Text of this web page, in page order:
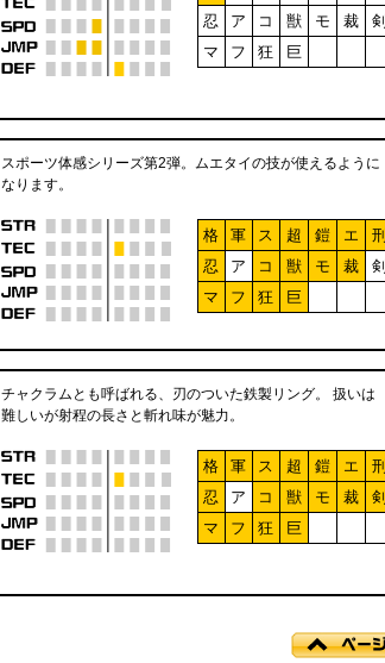
忍
ア コ 獣 モ 裁 剣
マ
フ 狂 巨
スポーツ体感シリーズ第2弾。ムエタイの技が使えるように
なります。
格 軍 ス 超 鎧 エ 刑
忍
ア コ 獣 モ 裁 剣
マ
フ 狂 巨
チャクラムとも呼ばれる、刃のついた鉄製リング。 扱いは
難しいが射程の長さと斬れ味が魅力。
格 軍 ス 超 鎧 エ 刑
忍
ア コ 獣 モ 裁 剣
マ
フ 狂 巨